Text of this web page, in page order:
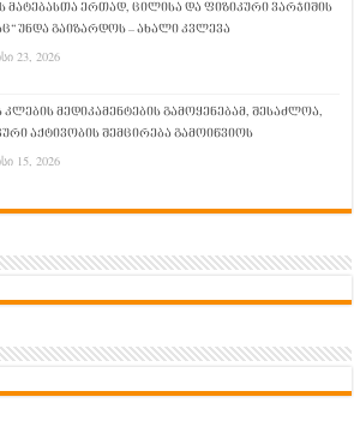
მატებასთა ერთად, ცილისა და ფიზიკური ვარჯიშის
უნდა გაიზარდოს – ახალი კვლევა
23, 2026
კლების მედიკამენტების გამოყენებამ, შესაძლოა,
აქტივობის შემცირება გამოიწვიოს
15, 2026